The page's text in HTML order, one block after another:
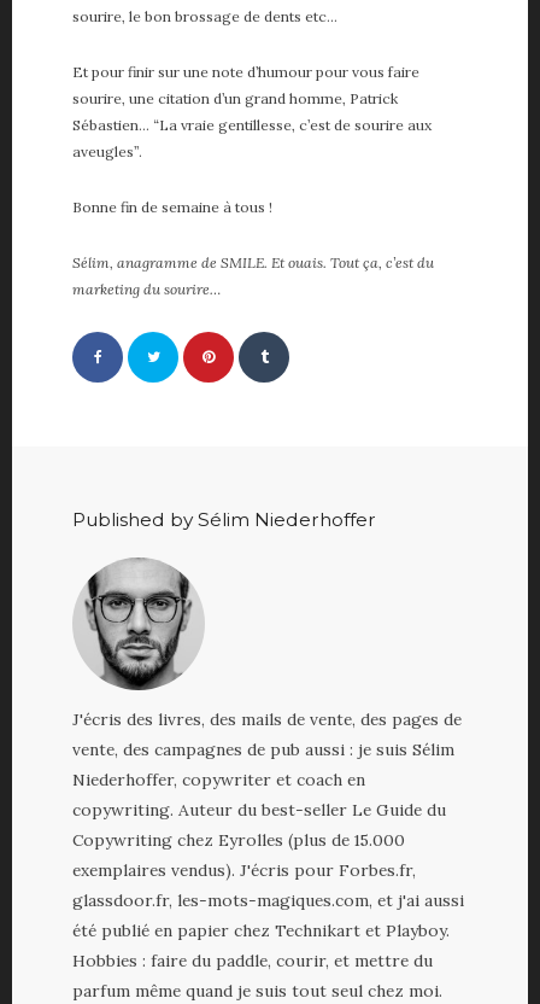
sourire, le bon brossage de dents etc…
Et pour finir sur une note d’humour pour vous faire
sourire, une citation d’un grand homme, Patrick
Sébastien… “La vraie gentillesse, c’est de sourire aux
aveugles”.
Bonne fin de semaine à tous !
Sélim, anagramme de SMILE. Et ouais. Tout ça, c’est du
marketing du sourire…
Published by Sélim Niederhoffer
J'écris des livres, des mails de vente, des pages de
vente, des campagnes de pub aussi : je suis Sélim
Niederhoffer, copywriter et coach en
copywriting. Auteur du best-seller Le Guide du
Copywriting chez Eyrolles (plus de 15.000
exemplaires vendus). J'écris pour Forbes.fr,
glassdoor.fr, les-mots-magiques.com, et j'ai aussi
été publié en papier chez Technikart et Playboy.
Hobbies : faire du paddle, courir, et mettre du
parfum même quand je suis tout seul chez moi.